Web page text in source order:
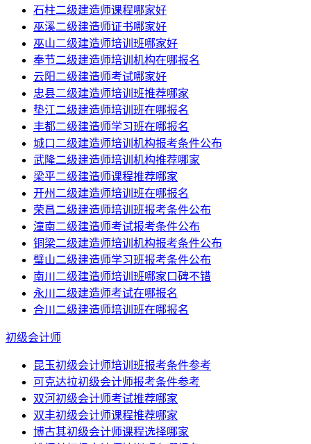
石柱二级建造师课程哪家好
巫溪二级建造师证书哪家好
巫山二级建造师培训班哪家好
奉节二级建造师培训机构在哪报名
云阳二级建造师考试哪家好
忠县二级建造师培训班推荐哪家
垫江二级建造师培训班在哪报名
丰都二级建造师学习班在哪报名
城口二级建造师培训机构报考条件公布
武隆二级建造师培训机构推荐哪家
梁平二级建造师课程推荐哪家
开州二级建造师培训班在哪报名
荣昌二级建造师培训班报考条件公布
潼南二级建造师考试报考条件公布
铜梁二级建造师培训机构报考条件公布
璧山二级建造师学习班报考条件公布
南川二级建造师培训班哪家口碑不错
永川二级建造师考试在哪报名
合川二级建造师培训班在哪报名
初级会计师
昆玉初级会计师培训班报考条件参考
可克达拉初级会计师报考条件参考
双河初级会计师考试推荐哪家
双丰初级会计师课程推荐哪家
博古其初级会计师课程选择哪家